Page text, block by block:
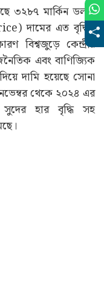
৩২৮৭ মার্কিন ডলার
দামের এত বৃদ্ধির
বিশ্বজুড়ে কেন্দ্রীয়
এবং বাণিজ্যিক
দামি হয়েছে সোনা
থেকে ২০২৪ এর
সুদের হার বৃদ্ধি সহ